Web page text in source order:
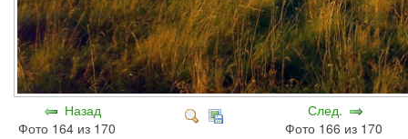
Назад
Фото 164 из 170
След.
Фото 166 из 170